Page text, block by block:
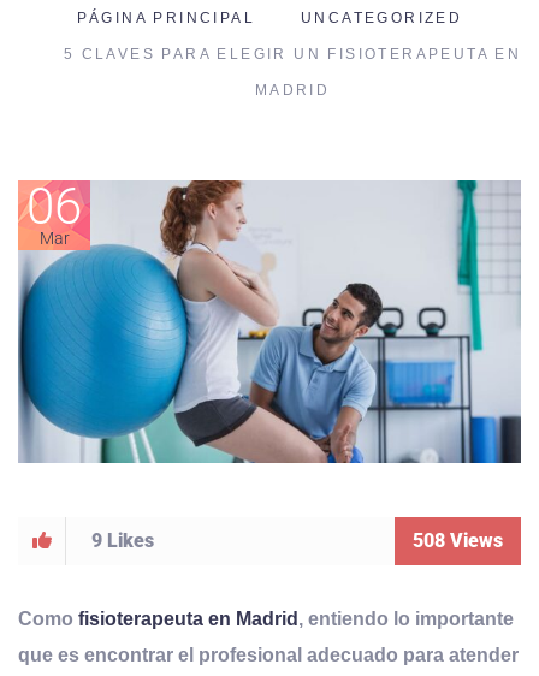
PÁGINA PRINCIPAL UNCATEGORIZED
5 CLAVES PARA ELEGIR UN FISIOTERAPEUTA EN
MADRID
06
Mar
9 Likes 508 Views
Como fisioterapeuta en Madrid , entiendo lo importante
que es encontrar el profesional adecuado para atender